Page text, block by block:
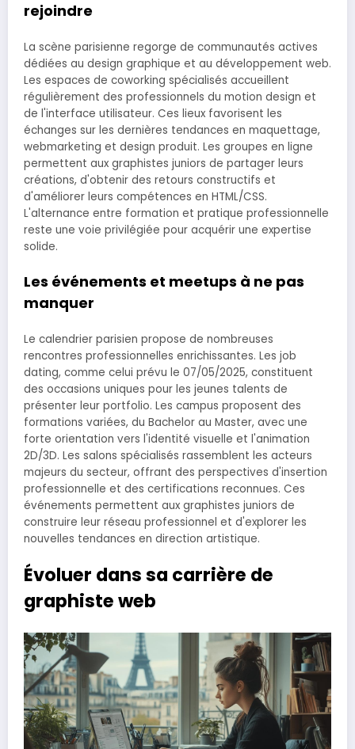
rejoindre
La scène parisienne regorge de communautés actives
dédiées au design graphique et au développement web.
Les espaces de coworking spécialisés accueillent
régulièrement des professionnels du motion design et
de l'interface utilisateur. Ces lieux favorisent les
échanges sur les dernières tendances en maquettage,
webmarketing et design produit. Les groupes en ligne
permettent aux graphistes juniors de partager leurs
créations, d'obtenir des retours constructifs et
d'améliorer leurs compétences en HTML/CSS.
L'alternance entre formation et pratique professionnelle
reste une voie privilégiée pour acquérir une expertise
solide.
Les événements et meetups à ne pas
manquer
Le calendrier parisien propose de nombreuses
rencontres professionnelles enrichissantes. Les job
dating, comme celui prévu le 07/05/2025, constituent
des occasions uniques pour les jeunes talents de
présenter leur portfolio. Les campus proposent des
formations variées, du Bachelor au Master, avec une
forte orientation vers l'identité visuelle et l'animation
2D/3D. Les salons spécialisés rassemblent les acteurs
majeurs du secteur, offrant des perspectives d'insertion
professionnelle et des certifications reconnues. Ces
événements permettent aux graphistes juniors de
construire leur réseau professionnel et d'explorer les
nouvelles tendances en direction artistique.
Évoluer dans sa carrière de
graphiste web